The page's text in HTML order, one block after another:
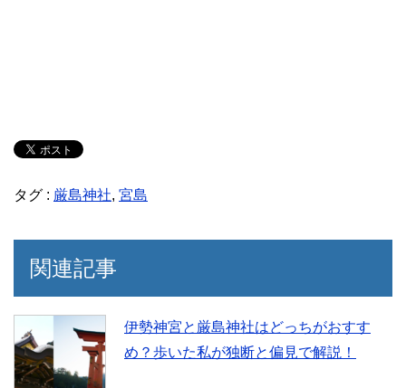
タグ : 厳島神社, 宮島
関連記事
伊勢神宮と厳島神社はどっちがおすす
め？歩いた私が独断と偏見で解説！